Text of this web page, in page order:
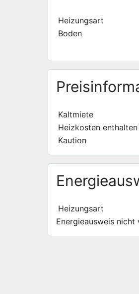
Heizungsart
Boden
Kaltmiete
Heizkosten enthalten
Kaution
Heizungsart
Energieausweis nicht